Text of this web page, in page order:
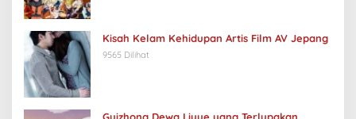
Kisah Kelam Kehidupan Artis Film AV Jepang
9565 Dilihat